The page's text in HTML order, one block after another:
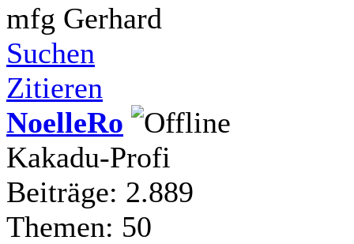
mfg Gerhard
Suchen
Zitieren
NoelleRo
Kakadu-Profi
Beiträge: 2.889
Themen: 50